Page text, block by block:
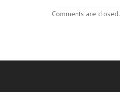
Comments are closed.